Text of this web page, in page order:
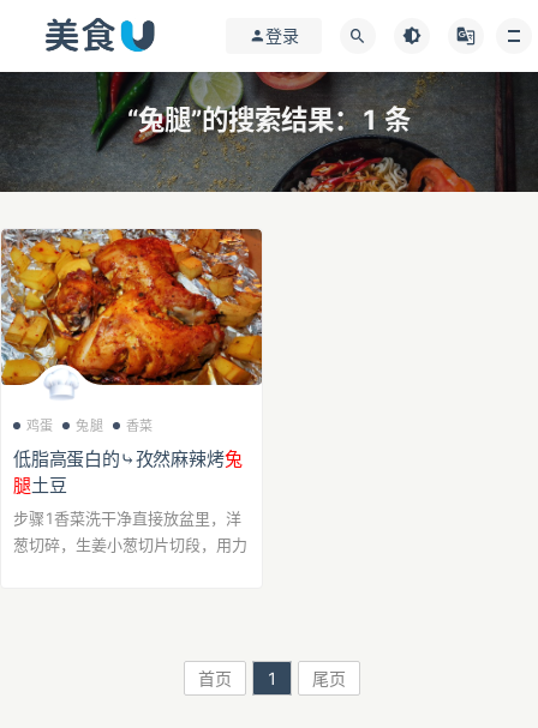
登录
“兔腿”的搜索结果：1 条
鸡蛋 兔腿 香菜
低脂高蛋白的⤷孜然麻辣烤兔
腿土豆
步骤1香菜洗干净直接放盆里，洋
葱切碎，生姜小葱切片切段，用力
首页 1 尾页